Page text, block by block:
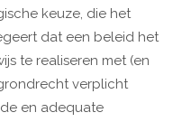
keuze, die het
dat een beleid het
te realiseren met (en
verplicht
en adequate